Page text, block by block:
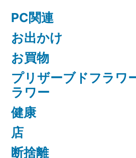
PC関連
お出かけ
お買物
プリザーブドフラワ
ラワー
健康
店
断捨離